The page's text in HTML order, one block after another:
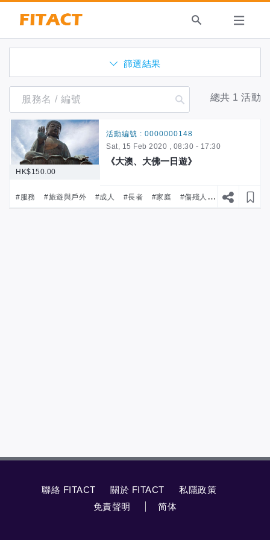
篩選結果
總共 1 活動
HK$150.00
活動編號 : 0000000148
Sat, 15 Feb 2020 , 08:30 - 17:30
《大澳、大佛一日遊》
#服務 #旅遊與戶外 #成人 #長者 #家庭 #傷殘人士
聯絡 FITACT 關於 FITACT
私隱政策
免責聲明
简体